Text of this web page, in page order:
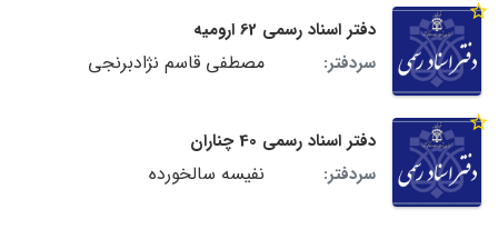
دفتر اسناد رسمی 62 ارومیه
سردفتر:
مصطفی قاسم نژادبرنجی
دفتر اسناد رسمی 40 چناران
سردفتر:
نفیسه سالخورده